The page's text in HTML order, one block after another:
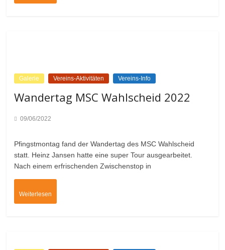
Galerie Vereins-Aktivitäten Vereins-Info
Wandertag MSC Wahlscheid 2022
09/06/2022
Pfingstmontag fand der Wandertag des MSC Wahlscheid
statt. Heinz Jansen hatte eine super Tour ausgearbeitet.
Nach einem erfrischenden Zwischenstop in
Weiterlesen